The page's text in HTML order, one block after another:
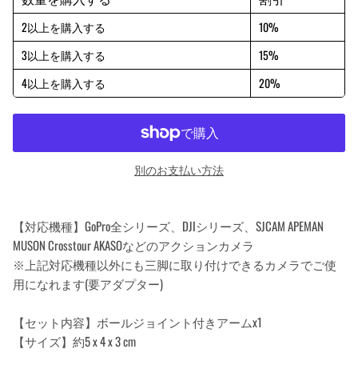
2以上を購入する
10%
3以上を購入する
15%
4以上を購入する
20%
別のお支払い方法
【対応機種】GoPro全シリーズ、DJIシリーズ、SJCAM APEMAN
MUSON Crosstour AKASOなどのアクションカメラ
※上記対応機種以外にも三脚に取り付けできるカメラでご使
用になれます(要アダプター)
【セット内容】ボールジョイント付きアームx1
【サイズ】約5 x 4 x 3 cm